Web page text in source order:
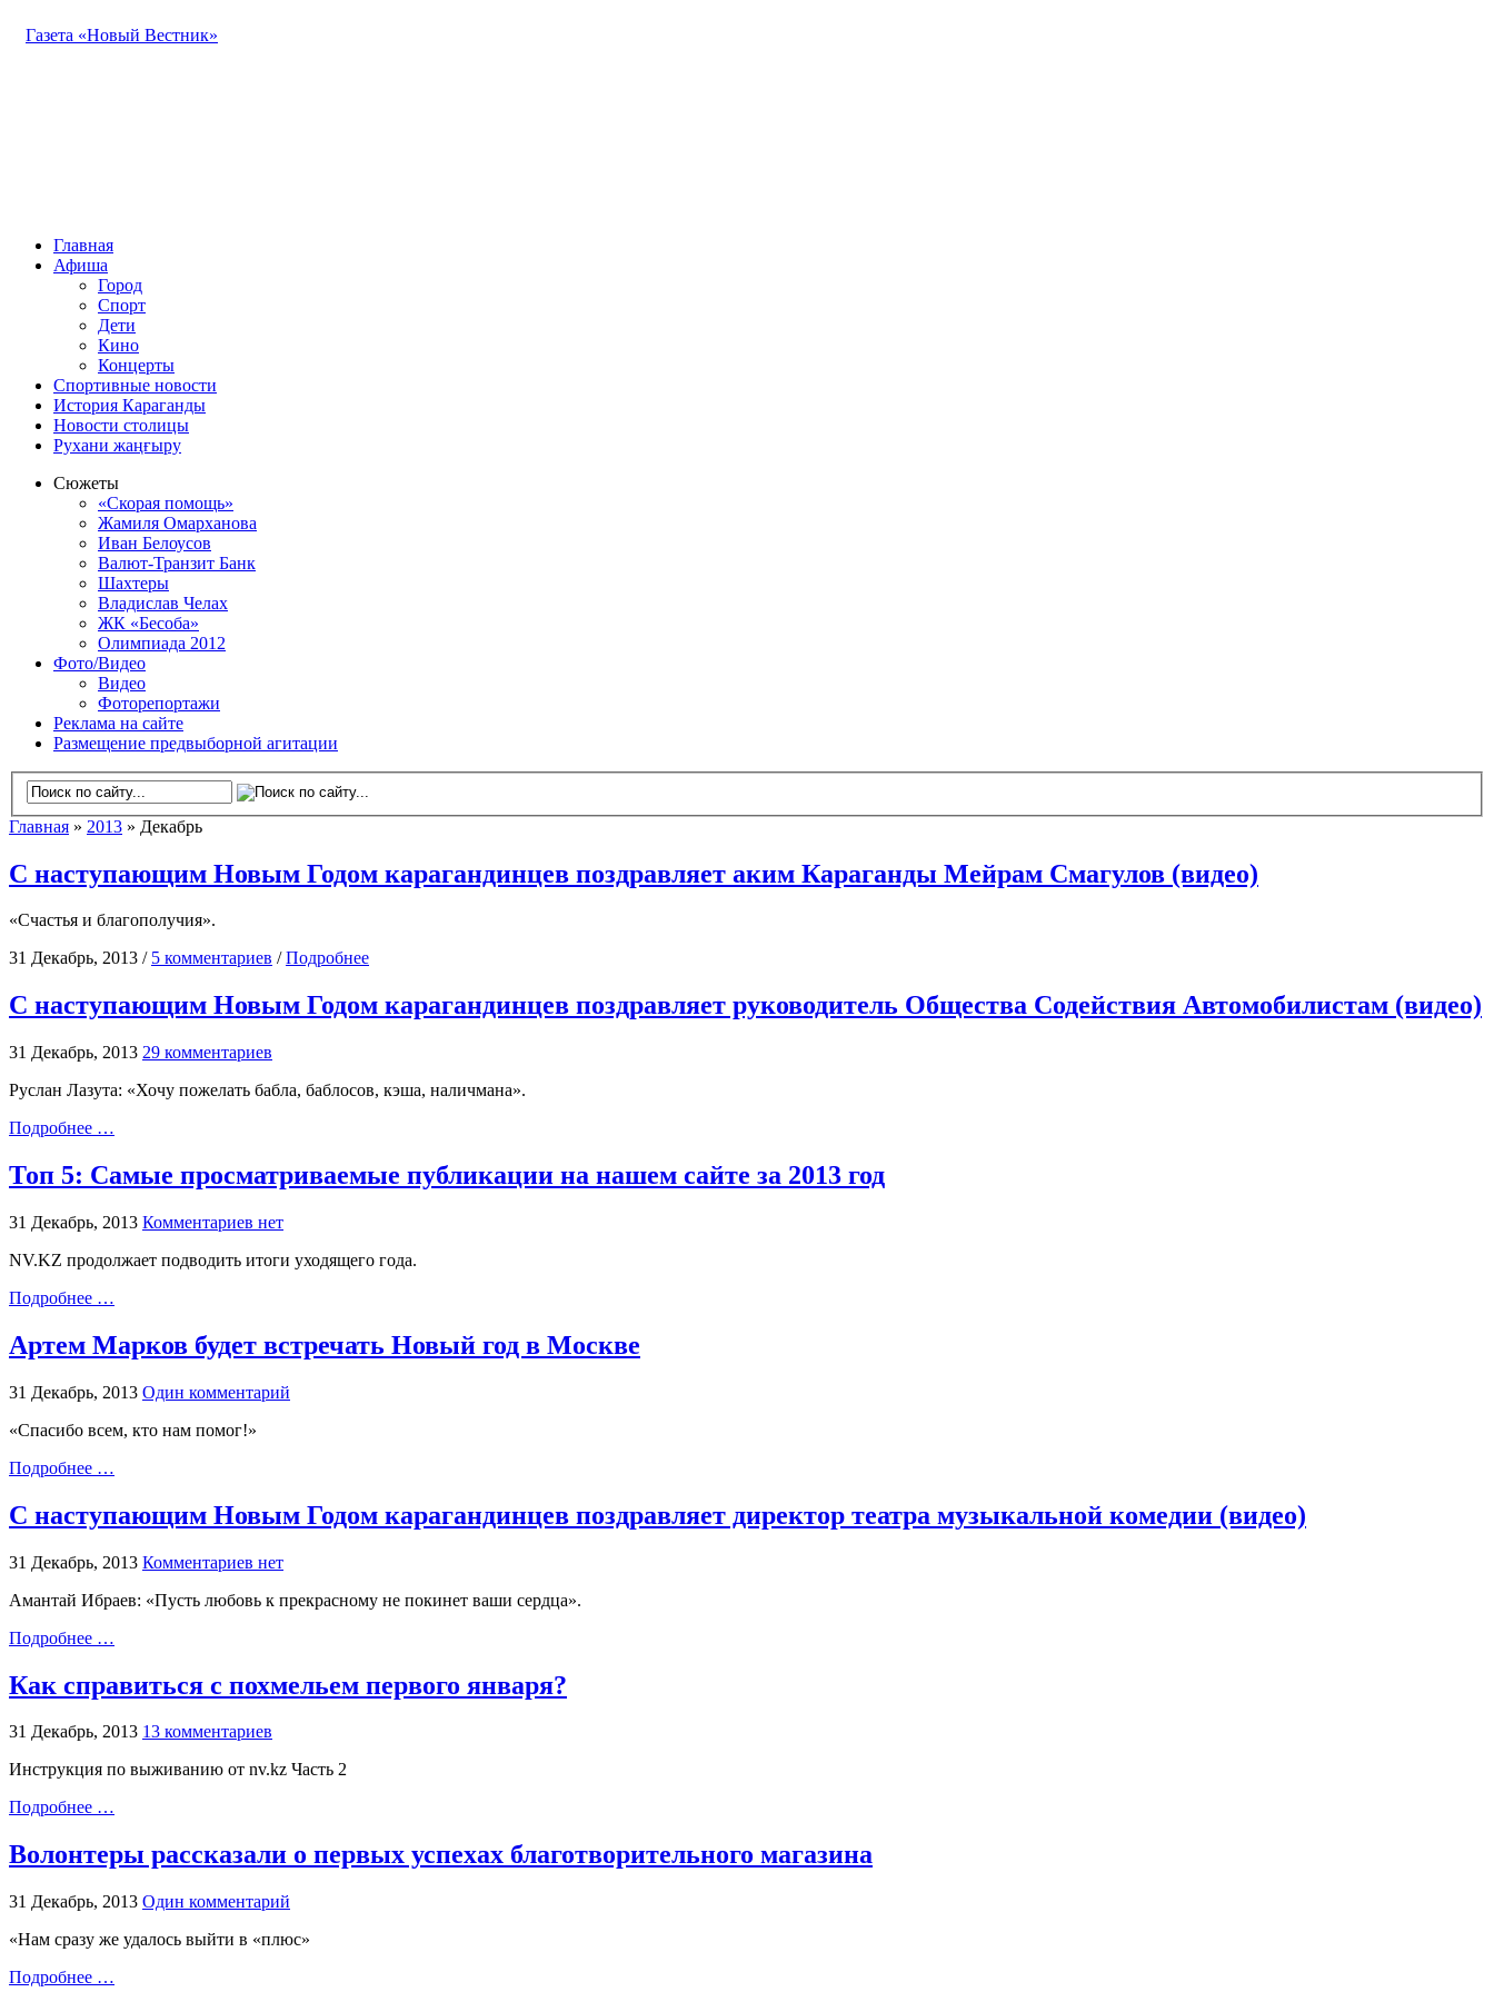
Газета «Новый Вестник»
Главная
Афиша
Город
Спорт
Дети
Кино
Концерты
Спортивные новости
История Караганды
Новости столицы
Рухани жаңғыру
Сюжеты
«Скорая помощь»
Жамиля Омарханова
Иван Белоусов
Валют-Транзит Банк
Шахтеры
Владислав Челах
ЖК «Бесоба»
Олимпиада 2012
Фото/Видео
Видео
Фоторепортажи
Реклама на сайте
Размещение предвыборной агитации
Главная » 2013 » Декабрь
С наступающим Новым Годом карагандинцев поздравляет аким Караганды Мейрам Смагулов (видео)
«Счастья и благополучия».
31 Декабрь, 2013 / 5 комментариев /Подробнее
С наступающим Новым Годом карагандинцев поздравляет руководитель Общества Содействия Автомобилистам (видео)
31 Декабрь, 2013 29 комментариев
Руслан Лазута: «Хочу пожелать бабла, баблосов, кэша, наличмана».
Подробнее …
Топ 5: Самые просматриваемые публикации на нашем сайте за 2013 год
31 Декабрь, 2013 Комментариев нет
NV.KZ продолжает подводить итоги уходящего года.
Подробнее …
Артем Марков будет встречать Новый год в Москве
31 Декабрь, 2013 Один комментарий
«Спасибо всем, кто нам помог!»
Подробнее …
С наступающим Новым Годом карагандинцев поздравляет директор театра музыкальной комедии (видео)
31 Декабрь, 2013 Комментариев нет
Амантай Ибраев: «Пусть любовь к прекрасному не покинет ваши сердца».
Подробнее …
Как справиться с похмельем первого января?
31 Декабрь, 2013 13 комментариев
Инструкция по выживанию от nv.kz Часть 2
Подробнее …
Волонтеры рассказали о первых успехах благотворительного магазина
31 Декабрь, 2013 Один комментарий
«Нам сразу же удалось выйти в «плюс»
Подробнее …